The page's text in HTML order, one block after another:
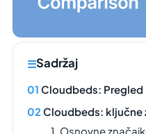
Sadržaj
Cloudbeds: Pregled
Cloudbeds: ključne
1. Osnovne